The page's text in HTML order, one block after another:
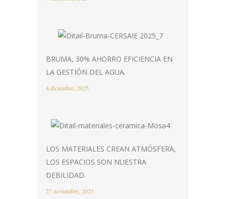
BRUMA, 30% AHORRO EFICIENCIA EN
LA GESTIÓN DEL AGUA.
4 diciembre, 2025
LOS MATERIALES CREAN ATMÓSFERA,
LOS ESPACIOS SON NUESTRA
DEBILIDAD.
27 noviembre, 2025